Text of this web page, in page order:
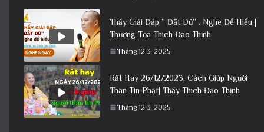
Thầy Giải Đáp ” Đất Dữ” . Nghe Để Hiểu |
Thượng Tọa Thích Đạo Thịnh
Tháng 12 3, 2025
Rất Hay 26/12/2023, Cách Giúp Người
Thân Tin Phật| Thầy Thích Đạo Thịnh
Tháng 12 3, 2025